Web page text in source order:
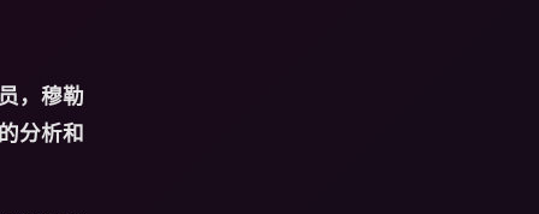
，穆勒
分析和